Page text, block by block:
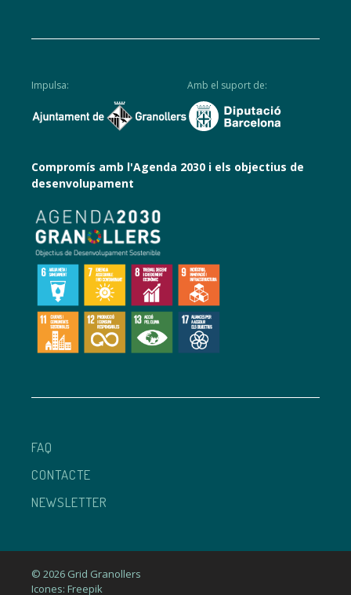
Impulsa: Amb el suport de:
Compromís amb l'Agenda 2030 i els objectius de
desenvolupament
FAQ
CONTACTE
NEWSLETTER
© 2026 Grid Granollers
Icones: Freepik